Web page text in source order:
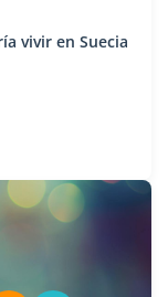
vivir en Suecia